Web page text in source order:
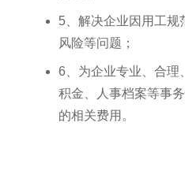
5、解决企业因用工规
风险等问题；
6、为企业专业、合理
积金、人事档案等事
的相关费用。